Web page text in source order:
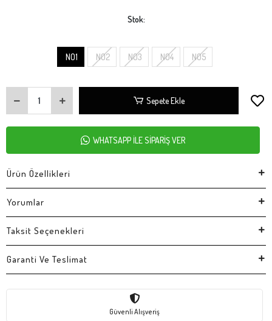
Stok:
NO1 NO2 NO3 NO4 NO5
Sepete Ekle
WHATSAPP İLE SİPARİŞ VER
Ürün Özellikleri
Yorumlar
Taksit Seçenekleri
Garanti Ve Teslimat
Güvenli Alışveriş